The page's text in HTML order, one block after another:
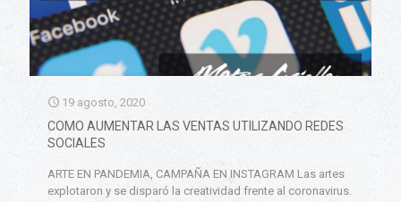
19 agosto, 2020
COMO AUMENTAR LAS VENTAS UTILIZANDO REDES
SOCIALES
ARTE EN PANDEMIA, CAMPAÑA EN INSTAGRAM Las artes
explotaron y se disparó la creatividad frente al coronavirus.